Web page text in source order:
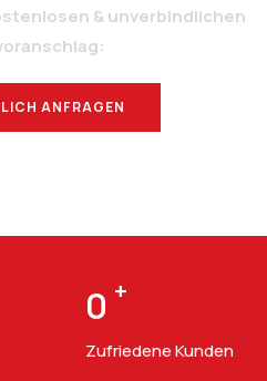
& unverbindlichen
ANFRAGEN
0 +
Zufriedene Kunden